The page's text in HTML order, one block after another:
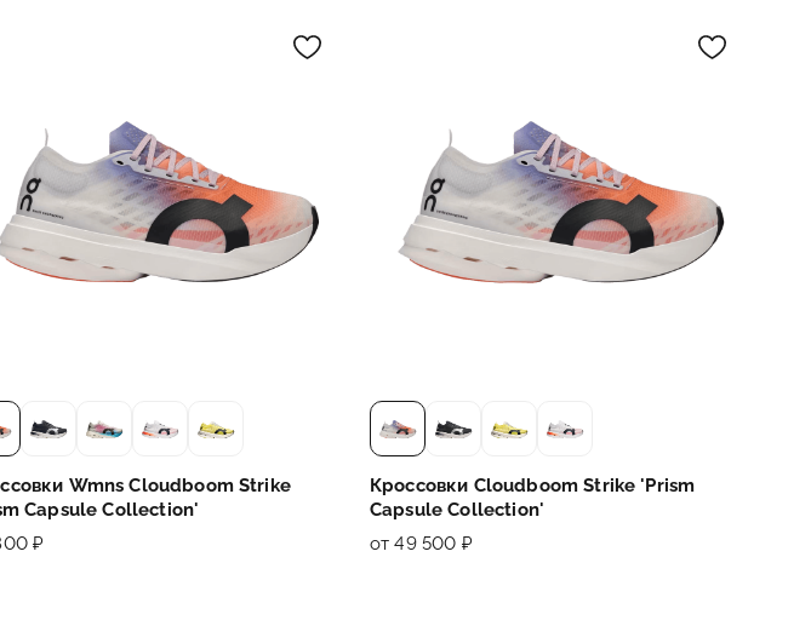
Wmns Cloudboom Strike
Capsule Collection'
₽
Кроссовки Cloudboom Strike 'Prism
Capsule Collection'
от 49 500 ₽